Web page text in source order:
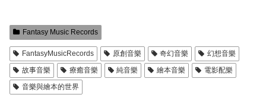
Fantasy Music Records
FantasyMusicRecords 原創音樂 奇幻音樂
幻想音樂
故事音樂
療癒音樂 純音樂 繪本音樂
電影配樂
音樂與繪本的世界